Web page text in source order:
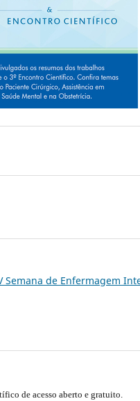
Semana de Enfermagem
de acesso aberto e gratuito.